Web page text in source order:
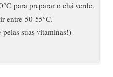
para preparar o chá verde.
entre 50-55°C.
suas vitaminas!)